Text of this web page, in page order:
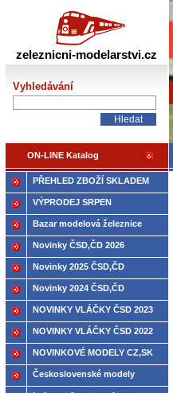
PŘEHLED ZBOŽÍ SKLADEM
VÝPRODEJ SRPEN
Bazar modelová železnice
Novinky ČSD,ČD 2026
Novinky 2025 ČSD,ČD
Novinky 2024 ČSD,ČD
NOVINKY VLÁČKY ČSD 2023
NOVINKY VLÁČKY ČSD 2022
NOVINKOVÉ MODELY CZ,SK
2021
Československé modely
zeleznicni-modelarstvi.cz
Vyhledávání
ON-LINE Katalog